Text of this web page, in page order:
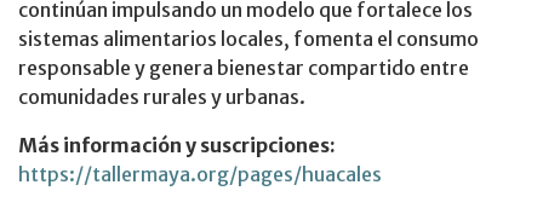
continúan impulsando un modelo que fortalece los
sistemas alimentarios locales, fomenta el consumo
responsable y genera bienestar compartido entre
comunidades rurales y urbanas.
Más información y suscripciones:
https://tallermaya.org/pages/huacales